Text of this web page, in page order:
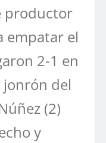
productor
empatar el
2-1 en
del
(2)
y